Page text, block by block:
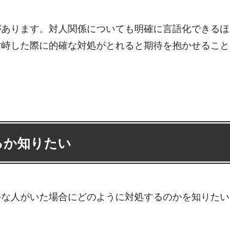
ります。対人関係についても明確に言語化できるほ
した際に的確な対処がとれると期待を抱かせること
知りたい
人がいた場合にどのように対処するのかを知りたい